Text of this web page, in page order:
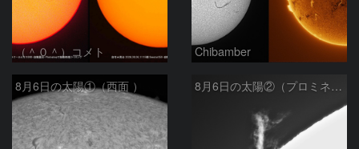
（＾０＾）コメト Chibamber
8月6日の太陽①（西面 ） 8月6日の太陽②（プロミネン北東縁 ）